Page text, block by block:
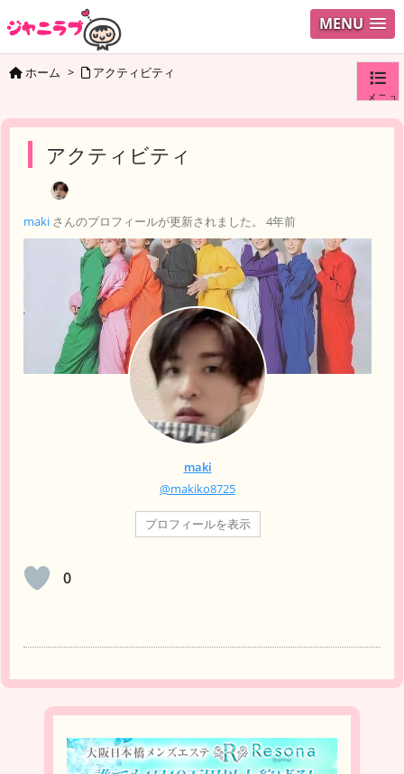
MENU
メニュ
検索
ホーム > アクティビティ
アクティビティ
maki さんのプロフィールが更新されました。 4年前
maki
@makiko8725
プロフィールを表示
0